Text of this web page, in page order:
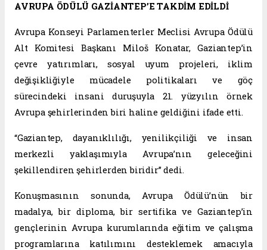
AVRUPA ÖDÜLÜ GAZİANTEP’E TAKDİM EDİLDİ
Avrupa Konseyi Parlamenterler Meclisi Avrupa Ödülü
Alt Komitesi Başkanı Miloš Konatar, Gaziantep’in
çevre yatırımları, sosyal uyum projeleri, iklim
değişikliğiyle mücadele politikaları ve göç
sürecindeki insani duruşuyla 21. yüzyılın örnek
Avrupa şehirlerinden biri haline geldiğini ifade etti.
“Gaziantep, dayanıklılığı, yenilikçiliği ve insan
merkezli yaklaşımıyla Avrupa’nın geleceğini
şekillendiren şehirlerden biridir” dedi.
Konuşmasının sonunda, Avrupa Ödülü’nün bir
madalya, bir diploma, bir sertifika ve Gaziantep’in
gençlerinin Avrupa kurumlarında eğitim ve çalışma
programlarına katılımını desteklemek amacıyla